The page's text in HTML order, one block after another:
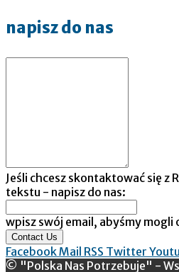
napisz do nas
Jeśli chcesz skontaktować się z
tekstu - napisz do nas:
wpisz swój email, abyśmy mogli
Contact Us
FacebookMail RSS Twitter
© "Polska Nas Potrzebuje" -